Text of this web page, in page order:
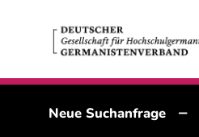
Neue Suchanfrage –